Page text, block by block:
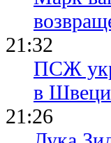
21:32
ПСЖ
в
21:26